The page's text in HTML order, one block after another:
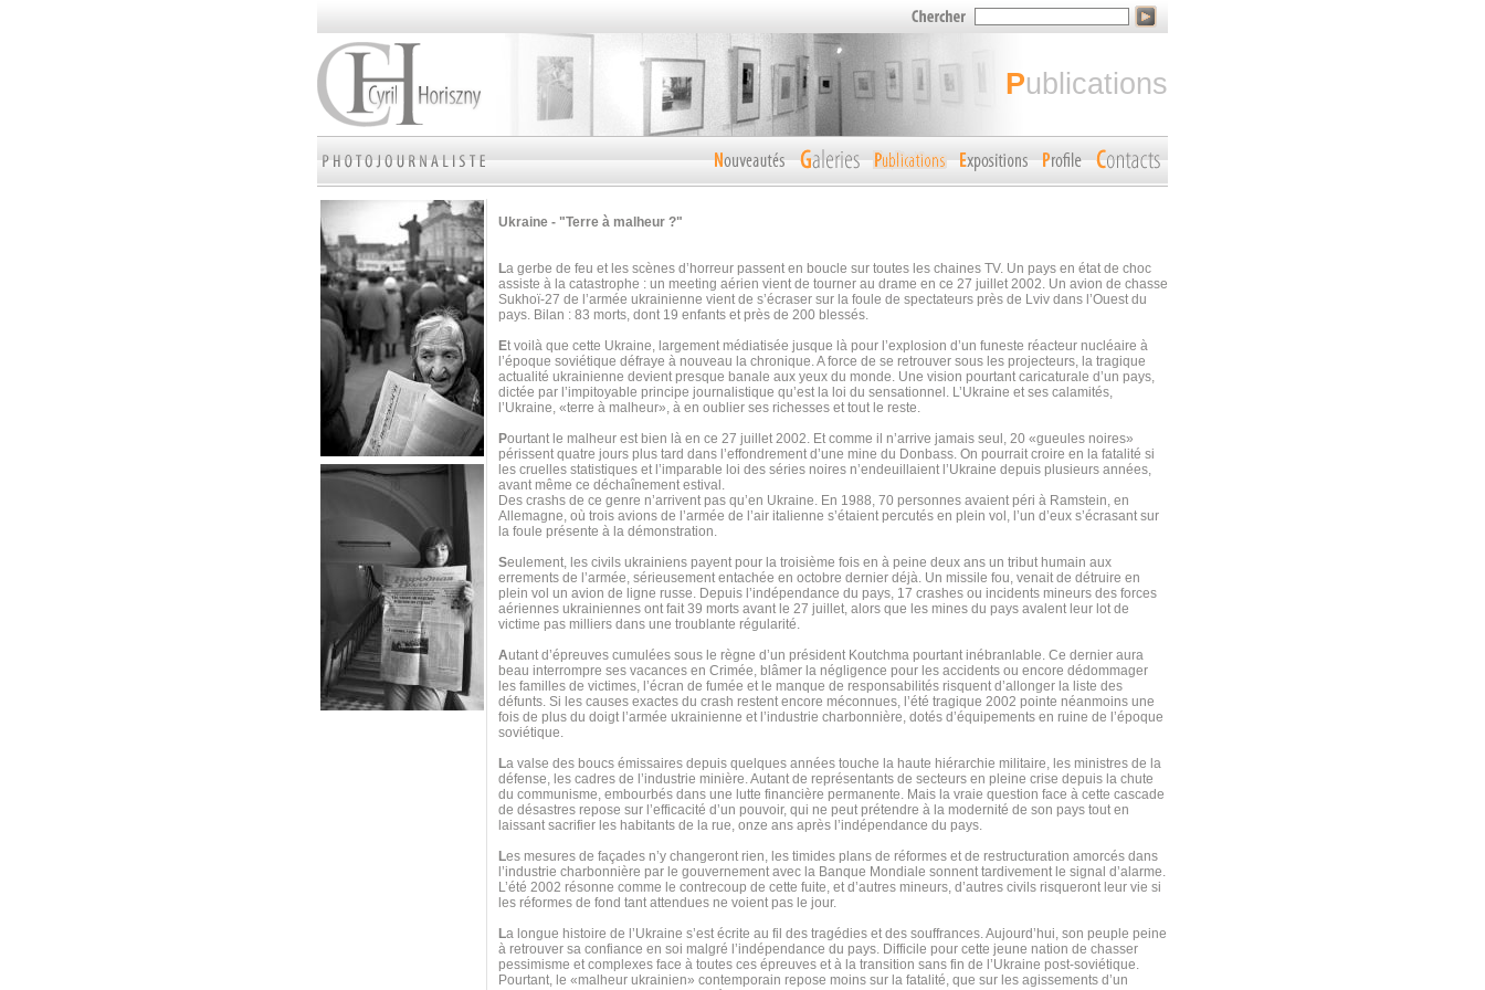
publications
Ukraine - "Terre à malheur ?"
La gerbe de feu et les scènes d’horreur passent en boucle sur toutes les chaines TV. Un pays en état de choc
assiste à la catastrophe : un meeting aérien vient de tourner au drame en ce 27 juillet 2002. Un avion de chasse
Sukhoï-27 de l’armée ukrainienne vient de s’écraser sur la foule de spectateurs près de Lviv dans l’Ouest du
pays. Bilan : 83 morts, dont 19 enfants et près de 200 blessés.
Et voilà que cette Ukraine, largement médiatisée jusque là pour l’explosion d’un funeste réacteur nucléaire à
l’époque soviétique défraye à nouveau la chronique. A force de se retrouver sous les projecteurs, la tragique
actualité ukrainienne devient presque banale aux yeux du monde. Une vision pourtant caricaturale d’un pays,
dictée par l’impitoyable principe journalistique qu’est la loi du sensationnel. L’Ukraine et ses calamités,
l’Ukraine, «terre à malheur», à en oublier ses richesses et tout le reste.
Pourtant le malheur est bien là en ce 27 juillet 2002. Et comme il n’arrive jamais seul, 20 «gueules noires»
périssent quatre jours plus tard dans l’effondrement d’une mine du Donbass. On pourrait croire en la fatalité si
les cruelles statistiques et l’imparable loi des séries noires n’endeuillaient l’Ukraine depuis plusieurs années,
avant même ce déchaînement estival.
Des crashs de ce genre n’arrivent pas qu’en Ukraine. En 1988, 70 personnes avaient péri à Ramstein, en
Allemagne, où trois avions de l’armée de l’air italienne s’étaient percutés en plein vol, l’un d’eux s’écrasant sur
la foule présente à la démonstration.
Seulement, les civils ukrainiens payent pour la troisième fois en à peine deux ans un tribut humain aux
errements de l’armée, sérieusement entachée en octobre dernier déjà. Un missile fou, venait de détruire en
plein vol un avion de ligne russe. Depuis l’indépendance du pays, 17 crashes ou incidents mineurs des forces
aériennes ukrainiennes ont fait 39 morts avant le 27 juillet, alors que les mines du pays avalent leur lot de
victime pas milliers dans une troublante régularité.
Autant d’épreuves cumulées sous le règne d’un président Koutchma pourtant inébranlable. Ce dernier aura
beau interrompre ses vacances en Crimée, blâmer la négligence pour les accidents ou encore dédommager
les familles de victimes, l’écran de fumée et le manque de responsabilités risquent d’allonger la liste des
défunts. Si les causes exactes du crash restent encore méconnues, l’été tragique 2002 pointe néanmoins une
fois de plus du doigt l’armée ukrainienne et l’industrie charbonnière, dotés d’équipements en ruine de l’époque
soviétique.
La valse des boucs émissaires depuis quelques années touche la haute hiérarchie militaire, les ministres de la
défense, les cadres de l’industrie minière. Autant de représentants de secteurs en pleine crise depuis la chute
du communisme, embourbés dans une lutte financière permanente. Mais la vraie question face à cette cascade
de désastres repose sur l’efficacité d’un pouvoir, qui ne peut prétendre à la modernité de son pays tout en
laissant sacrifier les habitants de la rue, onze ans après l’indépendance du pays.
Les mesures de façades n’y changeront rien, les timides plans de réformes et de restructuration amorcés dans
l’industrie charbonnière par le gouvernement avec la Banque Mondiale sonnent tardivement le signal d’alarme.
L’été 2002 résonne comme le contrecoup de cette fuite, et d’autres mineurs, d’autres civils risqueront leur vie si
les réformes de fond tant attendues ne voient pas le jour.
La longue histoire de l’Ukraine s’est écrite au fil des tragédies et des souffrances. Aujourd’hui, son peuple peine
à retrouver sa confiance en soi malgré l’indépendance du pays. Difficile pour cette jeune nation de chasser
pessimisme et complexes face à toutes ces épreuves et à la transition sans fin de l’Ukraine post-soviétique.
Pourtant, le «malheur ukrainien» contemporain repose moins sur la fatalité, que sur les agissements d’un